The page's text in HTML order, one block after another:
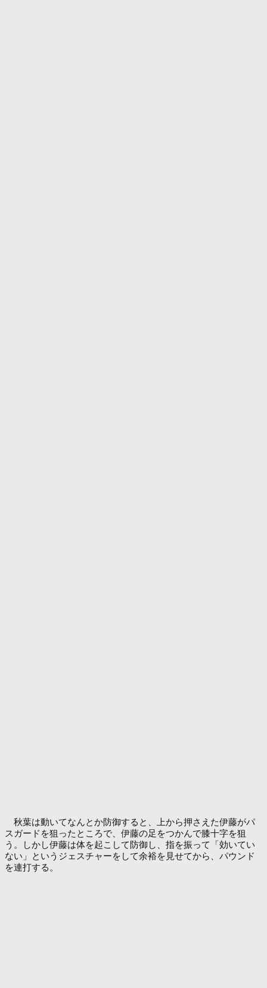
秋葉は動いてなんとか防御すると、上から押さえた伊藤がパ
スガードを狙ったところで、伊藤の足をつかんで膝十字を狙
う。しかし伊藤は体を起こして防御し、指を振って「効いてい
ない」というジェスチャーをして余裕を見せてから、パウンド
を連打する。